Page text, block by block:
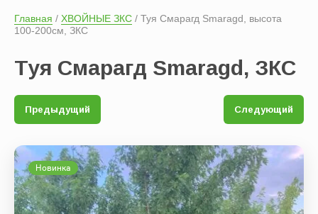
Спецпредложение:
Результатов на странице:
Показать
Главная / ХВОЙНЫЕ ЗКС / Туя Смарагд Smaragd, высота
100-200см, ЗКС
Туя Смарагд Smaragd, ЗКС
Предыдущий Следующий
Новинка